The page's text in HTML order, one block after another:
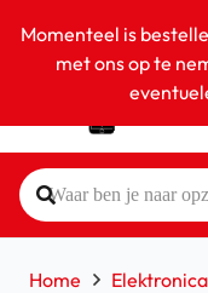
Momenteel is
met ons op te
Home Elektronica